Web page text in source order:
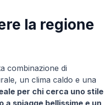
la regione
combinazione di
un clima caldo e una
per chi cerca uno stile